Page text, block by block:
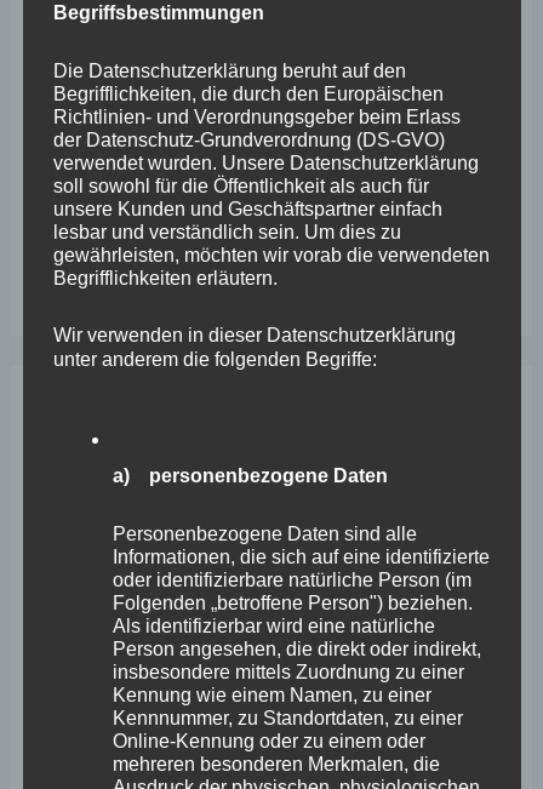
Wefelscheid lehnt Verfassungsänderung ab
VfL Kesselheim e.V. bittet Stadt um Unterstützung bei
Sanierung des Sportplatzes
Engstelle in Aachener Straße – Wefelscheid: „Rübenach
erstickt im Verkehr“
Wefelscheid besichtigt Fort Konstantin
Wefelscheid bei 3-jährigem Jubiläum von Particura
März 2026
Februar 2026
Januar 2026
Dezember 2025
November 2025
Oktober 2025
Begriffsbestimmungen
Die Datenschutzerklärung beruht auf den
Begrifflichkeiten, die durch den Europäischen
Richtlinien- und Verordnungsgeber beim Erlass
der Datenschutz-Grundverordnung (DS-GVO)
verwendet wurden. Unsere Datenschutzerklärung
soll sowohl für die Öffentlichkeit als auch für
unsere Kunden und Geschäftspartner einfach
lesbar und verständlich sein. Um dies zu
gewährleisten, möchten wir vorab die verwendeten
Begrifflichkeiten erläutern.
Wir verwenden in dieser Datenschutzerklärung
unter anderem die folgenden Begriffe:
a) personenbezogene Daten
Personenbezogene Daten sind alle
Informationen, die sich auf eine identifizierte
oder identifizierbare natürliche Person (im
Folgenden „betroffene Person") beziehen.
Als identifizierbar wird eine natürliche
Person angesehen, die direkt oder indirekt,
insbesondere mittels Zuordnung zu einer
Kennung wie einem Namen, zu einer
Kennnummer, zu Standortdaten, zu einer
Online-Kennung oder zu einem oder
mehreren besonderen Merkmalen, die